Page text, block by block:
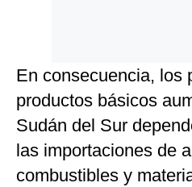
En consecuencia, los
productos básicos
Sudán del Sur
las importaciones de
combustibles y